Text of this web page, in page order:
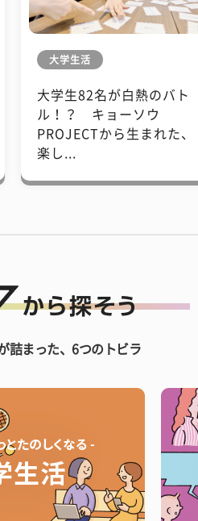
大学生活
大学生82名が白熱のバト
ル！？ キョーソウ
PROJECTから生まれた、
楽し...
詰まった、6つのトビラ